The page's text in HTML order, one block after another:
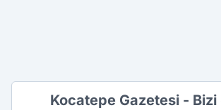
Kocatepe Gazetesi - Bizi